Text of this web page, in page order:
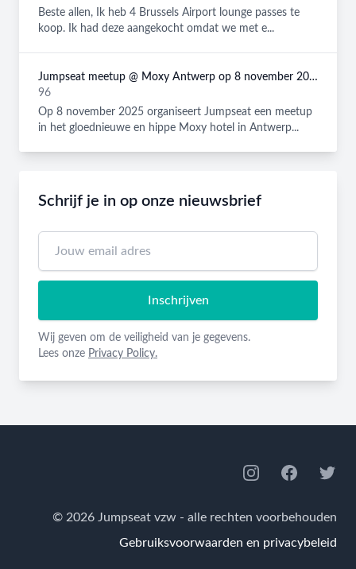
Beste allen, Ik heb 4 Brussels Airport lounge passes te
koop. Ik had deze aangekocht omdat we met e...
Jumpseat meetup @ Moxy Antwerp op 8 november 2025
96
Op 8 november 2025 organiseert Jumpseat een meetup
in het gloednieuwe en hippe Moxy hotel in Antwerp...
Schrijf je in op onze nieuwsbrief
Inschrijven
Wij geven om de veiligheid van je gegevens.
Lees onze Privacy Policy.
InstagramFacebookTwitter
© 2026 Jumpseat vzw - alle rechten voorbehouden
Gebruiksvoorwaarden en privacybeleid